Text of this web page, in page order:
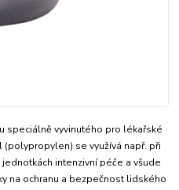
speciálně vyvinutého pro lékařské
(polypropylen) se využívá např. při
intenzivní péče a všude
na ochranu a bezpečnost lidského